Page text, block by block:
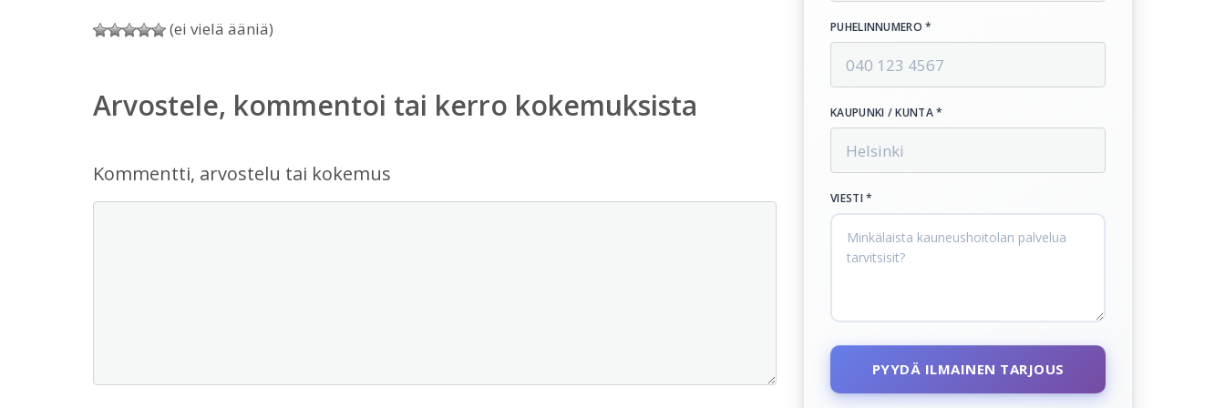
(ei vielä ääniä)
Arvostele, kommentoi tai kerro kokemuksista
Kommentti, arvostelu tai kokemus
PUHELINNUMERO *
KAUPUNKI / KUNTA *
VIESTI *
PYYDÄ ILMAINEN TARJOUS